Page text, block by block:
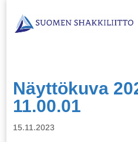
Näyttökuva
11.00.01
15.11.2023